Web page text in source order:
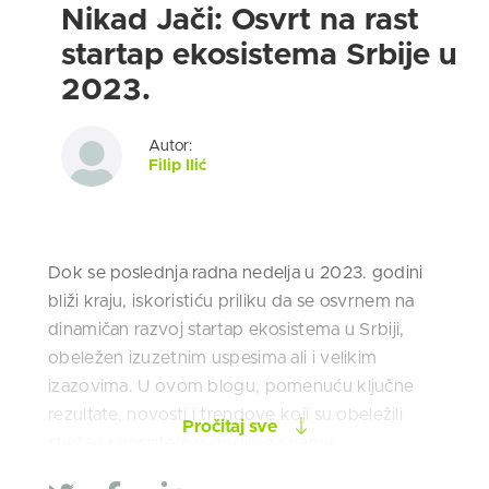
Nikad Jači: Osvrt na rast
startap ekosistema Srbije u
2023.
Autor:
Filip Ilić
Dok se poslednja radna nedelja u 2023. godini
bliži kraju, iskoristiću priliku da se osvrnem na
dinamičan razvoj startap ekosistema u Srbiji,
obeležen izuzetnim uspesima ali i velikim
izazovima. U ovom blogu, pomenuću ključne
rezultate, novosti i trendove koji su obeležili
Pročitaj sve